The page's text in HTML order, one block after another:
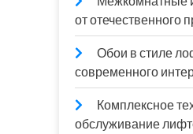
от отечественного
Обои в стиле
современного
Комплексное
обслуживание